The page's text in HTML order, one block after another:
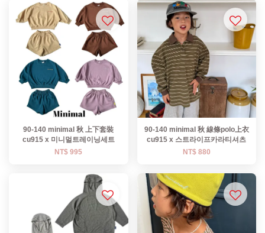
90-140 minimal 秋 上下套裝
cu915 x 미니멀트레이닝세트
NT$ 995
90-140 minimal 秋 線條polo上衣
cu915 x 스트라이프카라티셔츠
NT$ 880